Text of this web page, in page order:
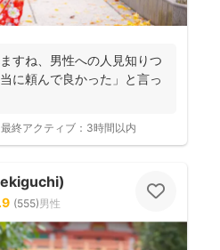
すね、男性への人見知りつ
に頼んで良かった」と言っ
最終アクティブ： 3時間以内
(555)男性